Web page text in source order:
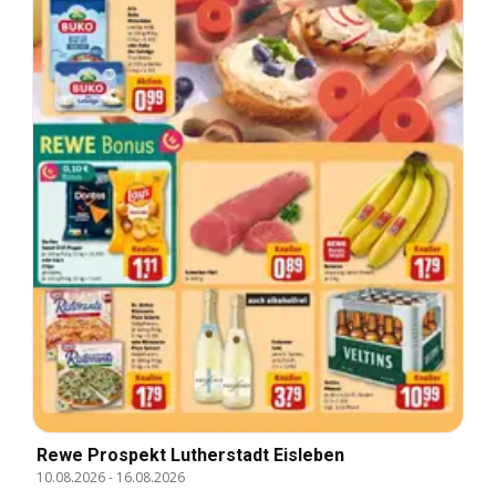
Rewe Prospekt Lutherstadt Eisleben
10.08.2026- 16.08.2026